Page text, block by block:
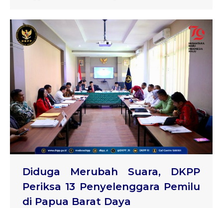
Diduga Merubah Suara, DKPP
Periksa 13 Penyelenggara Pemilu
di Papua Barat Daya